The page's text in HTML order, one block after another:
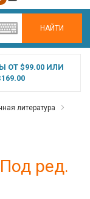
НАЙТИ
ОТ $99.00 ИЛИ
литература
ред.